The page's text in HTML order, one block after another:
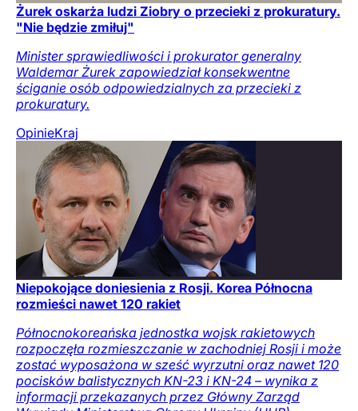
Żurek oskarża ludzi Ziobry o przecieki z prokuratury.
"Nie będzie zmiłuj"
Minister sprawiedliwości i prokurator generalny
Waldemar Żurek zapowiedział konsekwentne
ściganie osób odpowiedzialnych za przecieki z
prokuratury.
OpinieKraj
Niepokojące doniesienia z Rosji. Korea Północna
rozmieści nawet 120 rakiet
Północnokoreańska jednostka wojsk rakietowych
rozpoczęła rozmieszczanie w zachodniej Rosji i może
zostać wyposażona w sześć wyrzutni oraz nawet 120
pocisków balistycznych KN-23 i KN-24 – wynika z
informacji przekazanych przez Główny Zarząd